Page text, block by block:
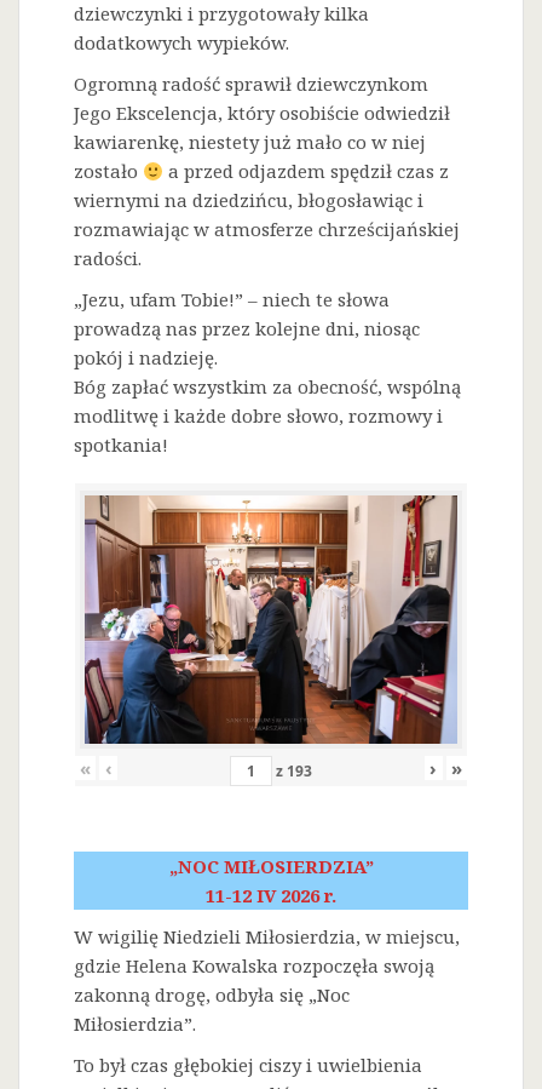
dziewczynki i przygotowały kilka
dodatkowych wypieków.
Ogromną radość sprawił dziewczynkom
Jego Ekscelencja, który osobiście odwiedził
kawiarenkę, niestety już mało co w niej
zostało
a przed odjazdem spędził czas z
wiernymi na dziedzińcu, błogosławiąc i
rozmawiając w atmosferze chrześcijańskiej
radości.
„Jezu, ufam Tobie!” – niech te słowa
prowadzą nas przez kolejne dni, niosąc
pokój i nadzieję.
Bóg zapłać wszystkim za obecność, wspólną
modlitwę i każde dobre słowo, rozmowy i
spotkania!
« ‹ z 193 › »
„NOC MIŁOSIERDZIA”
11-12 IV 2026 r.
W wigilię Niedzieli Miłosierdzia, w miejscu,
gdzie Helena Kowalska rozpoczęła swoją
zakonną drogę, odbyła się „Noc
Miłosierdzia”.
To był czas głębokiej ciszy i uwielbienia